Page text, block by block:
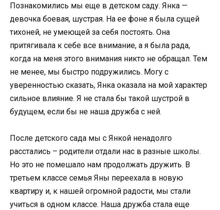
Познакомились мы еще в детском саду. Янка —
девочка боевая, шустрая. На ее фоне я была сущей
тихоней, не умеющей за себя постоять. Она
притягивала к себе все внимание, а я была рада,
когда на меня этого внимания никто не обращал. Тем
не менее, мы быстро подружились. Могу с
уверенностью сказать, Янка оказала на мой характер
сильное влияние. Я не стала бы такой шустрой в
будущем, если бы не наша дружба с ней.
После детского сада мы с Янкой ненадолго
расстались – родители отдали нас в разные школы.
Но это не помешало нам продолжать дружить. В
третьем классе семья Яны переехала в новую
квартиру и, к нашей огромной радости, мы стали
учиться в одном классе. Наша дружба стала еще